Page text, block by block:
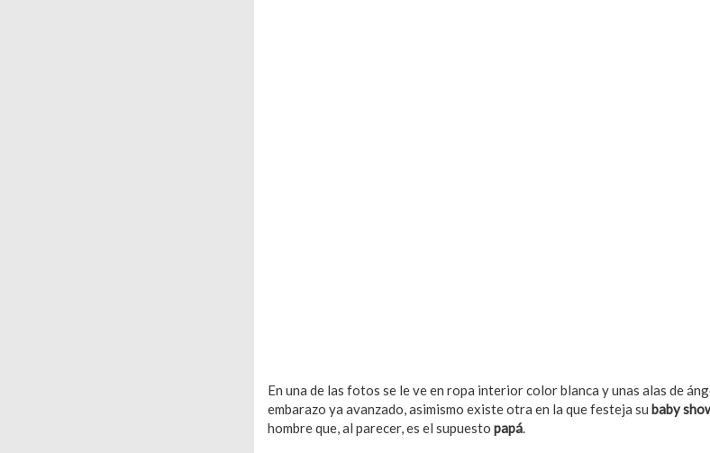
En una de las fotos se le ve en ropa interior color blanca y unas alas de
embarazo ya avanzado, asimismo existe otra en la que festeja su baby
hombre que, al parecer, es el supuesto papá.